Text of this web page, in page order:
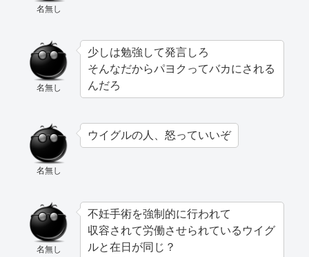
名無し
名無し
少しは勉強して発言しろ
そんなだからパヨクってバカにされる
んだろ
名無し
ウイグルの人、怒っていいぞ
名無し
不妊手術を強制的に行われて
収容されて労働させられているウイグ
ルと在日が同じ？